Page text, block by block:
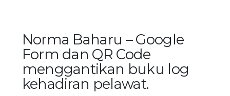
Norma Baharu – Google
Form dan QR Code
menggantikan buku log
kehadiran pelawat.